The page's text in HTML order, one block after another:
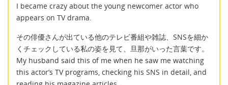
I became crazy about the young newcomer actor who
appears on TV drama.
その俳優さんが出ている他のテレビ番組や雑誌、SNSを細か
くチェックしている私の姿を見て、旦那がいった言葉です。
My husband said this of me when he saw me watching
this actor’s TV programs, checking his SNS in detail, and